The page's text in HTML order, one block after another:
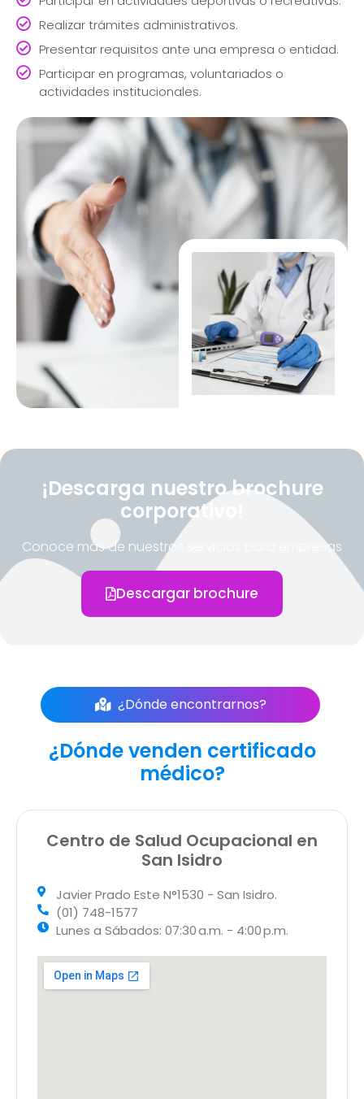
Realizar trámites administrativos.
Presentar requisitos ante una empresa o entidad.
Participar en programas, voluntariados o
actividades institucionales.
¡Descarga nuestro brochure
corporativo!
Conoce más de nuestros servicios para empresas
Descargar brochure
¿Dónde encontrarnos?
¿Dónde venden certificado
médico?
Centro de Salud Ocupacional en
San Isidro
Javier Prado Este N°1530 - San Isidro.
(01) 748-1577
Lunes a Sábados: 07:30 a.m. - 4:00 p.m.